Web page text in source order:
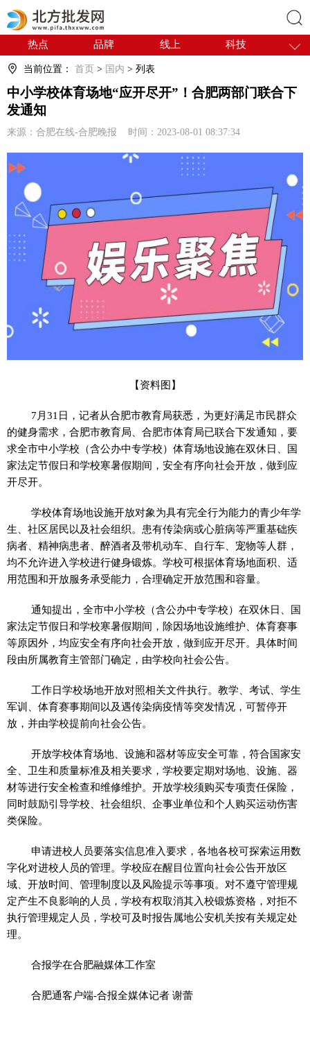
搜索
热点 品牌 线上
科技
干货
电商
会展
国内
当前位置： 首页 > 国内 > 列表
中小学校体育场地“应开尽开”！合肥两部门联合下
发通知
来源：合肥在线-合肥晚报 时间：2023-08-01 08:37:34
【资料图】
7月31日，记者从合肥市教育局获悉，为更好满足市民群众
的健身需求，合肥市教育局、合肥市体育局已联合下发通知，要
求全市中小学校（含公办中专学校）体育场地设施在双休日、国
家法定节假日和学校寒暑假期间，安全有序向社会开放，做到应
开尽开。
学校体育场地设施开放对象为具有完全行为能力的青少年学
生、社区居民以及社会组织。患有传染病或心脏病等严重基础疾
病者、精神病患者、醉酒者及带机动车、自行车、宠物等人群，
均不允许进入学校进行健身锻炼。学校可根据体育场地面积、适
用范围和开放服务承受能力，合理确定开放范围和容量。
通知提出，全市中小学校（含公办中专学校）在双休日、国
家法定节假日和学校寒暑假期间，除因场地设施维护、体育赛事
等原因外，均应安全有序向社会开放，做到应开尽开。具体时间
段由所属教育主管部门确定，由学校向社会公告。
工作日学校场地开放对照相关文件执行。教学、考试、学生
军训、体育赛事期间以及遇传染病疫情等突发情况，可暂停开
放，并由学校提前向社会公告。
开放学校体育场地、设施和器材等应安全可靠，符合国家安
全、卫生和质量标准及相关要求，学校要定期对场地、设施、器
材等进行安全检查和维修维护。开放学校须购买专项责任保险，
同时鼓励引导学校、社会组织、企事业单位和个人购买运动伤害
类保险。
申请进校人员要落实信息准入要求，各地各校可探索运用数
字化对进校人员的管理。学校应在醒目位置向社会公告开放区
域、开放时间、管理制度以及风险提示等事项。对不遵守管理规
定产生不良影响的人员，学校有权取消其入校锻炼资格，对拒不
执行管理规定人员，学校可及时报告属地公安机关按有关规定处
理。
合报学在合肥融媒体工作室
合肥通客户端-合报全媒体记者 谢蕾